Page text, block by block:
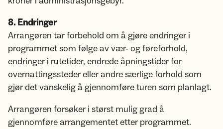
8. Endringer
Arrangøren tar forbehold om å gjøre endringer i
programmet som følge av vær- og føreforhold,
endringer i rutetider, endrede åpningstider for
overnattingssteder eller andre særlige forhold som
gjør det vanskelig å gjennomføre turen som planlagt.
Arrangøren forsøker i størst mulig grad å
gjennomføre arrangementet etter programmet.